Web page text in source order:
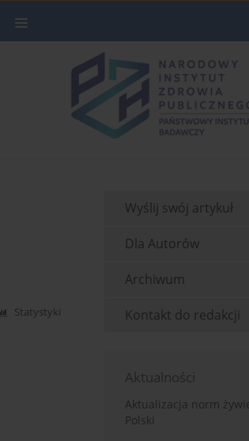
Statystyki
Wyślij swój artykuł
Dla Autorów
Archiwum
Kontakt do redakcji
Aktualności
Aktualizacja norm
Polski